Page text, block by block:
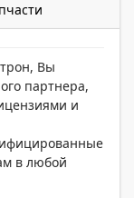
Вы
партнера,
и
в любой